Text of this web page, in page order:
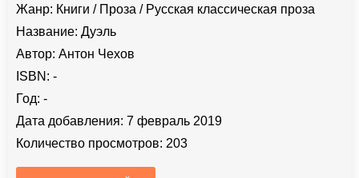
Жанр: Книги / Проза / Русская классическая проза
Название: Дуэль
Автор: Антон Чехов
ISBN: -
Год: -
Дата добавления: 7 февраль 2019
Количество просмотров: 203